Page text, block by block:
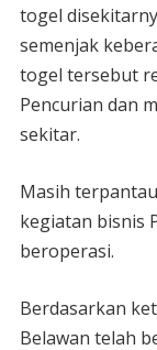
togel
semenjak
togel tersebut
Pencurian dan
sekitar.
Masih
kegiatan bisnis
beroperasi.
Berdasarkan
Belawan telah